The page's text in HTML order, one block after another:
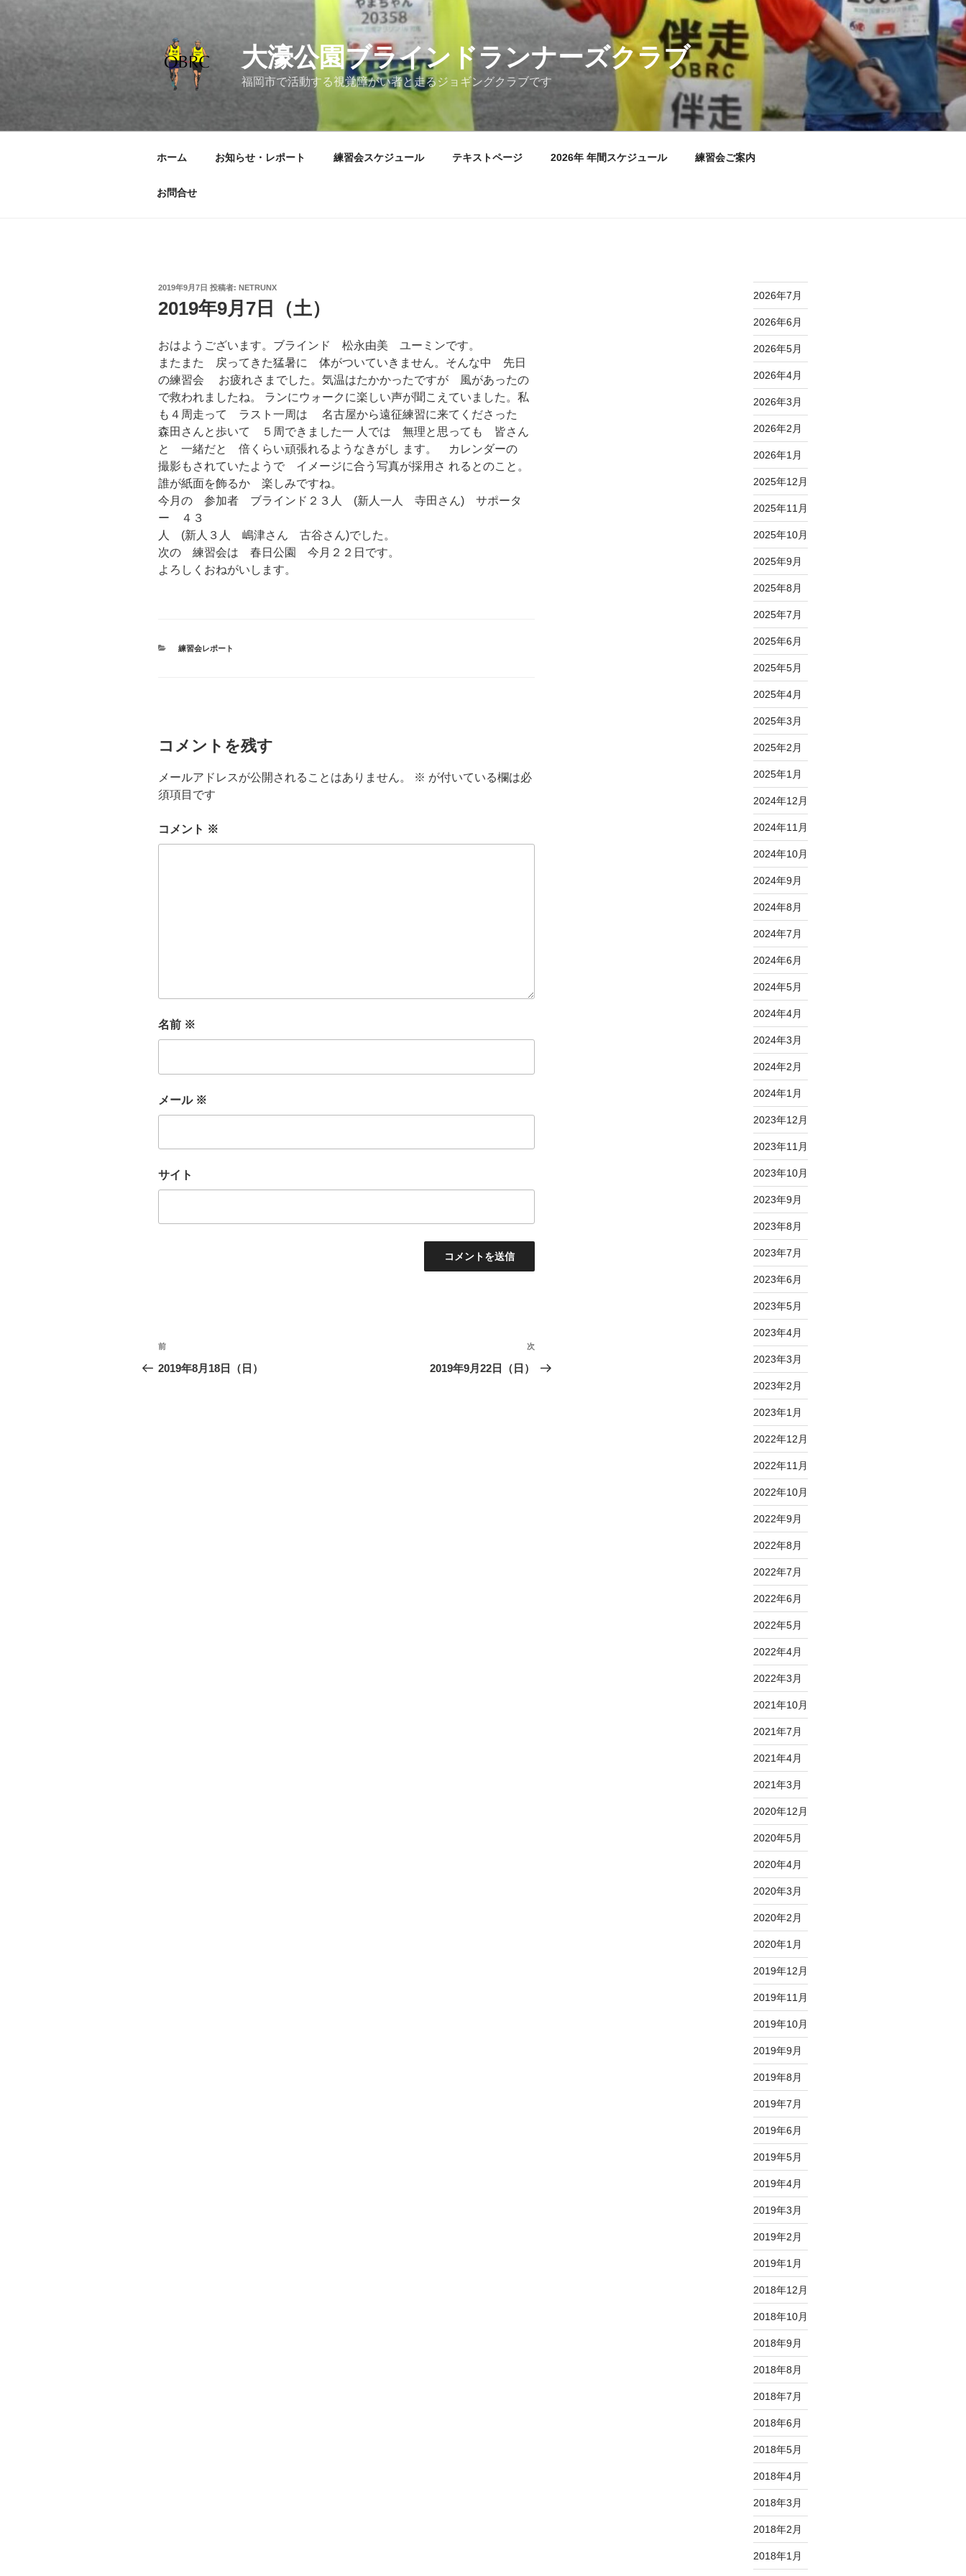
キ
大濠公園ブラインドランナーズクラブ
福岡市で活動する視覚障がい者と走るジョギングクラブです
ホーム お知らせ・レポート 練習会スケジュール テキストページ 2026年 年間スケジュール 練習会ご案内
お問合せ
投
日:
2019年9月7日 投稿者: NETRUNX
2019年9月7日（土）
おはようございます。ブラインド 松永由美 ユーミンです。
またまた 戻ってきた猛暑に 体がついていきません。そんな中 先日
の練習会 お疲れさまでした。気温はたかかったですが 風があったの
で救われましたね。 ランにウォークに楽しい声が聞こえていました。私
も４周走って ラスト一周は 名古屋から遠征練習に来てくださった
森田さんと歩いて ５周できました一 人では 無理と思っても 皆さん
と 一緒だと 倍くらい頑張れるようなきがし ます。 カレンダーの
撮影もされていたようで イメージに合う写真が採用さ れるとのこと。
誰が紙面を飾るか 楽しみですね。
今月の 参加者 ブラインド２３人 (新人一人 寺田さん) サポータ
ー ４３
人 (新人３人 嶋津さん 古谷さん)でした。
次の 練習会は 春日公園 今月２２日です。
よろしくおねがいします。
カ
練習会レポート
コメントを残す
メールアドレスが公開されることはありません。 ※ が付いている欄は必
須項目です
コメント ※
名前 ※
メール ※
サイト
投
稿
前
の
前
2019年8月18日（日）
次
の
次
2019年9月22日（日）
2026年7月
2026年6月
2026年5月
2026年4月
2026年3月
2026年2月
2026年1月
2025年12月
2025年11月
2025年10月
2025年9月
2025年8月
2025年7月
2025年6月
2025年5月
2025年4月
2025年3月
2025年2月
2025年1月
2024年12月
2024年11月
2024年10月
2024年9月
2024年8月
2024年7月
2024年6月
2024年5月
2024年4月
2024年3月
2024年2月
2024年1月
2023年12月
2023年11月
2023年10月
2023年9月
2023年8月
2023年7月
2023年6月
2023年5月
2023年4月
2023年3月
2023年2月
2023年1月
2022年12月
2022年11月
2022年10月
2022年9月
2022年8月
2022年7月
2022年6月
2022年5月
2022年4月
2022年3月
2021年10月
2021年7月
2021年4月
2021年3月
2020年12月
2020年5月
2020年4月
2020年3月
2020年2月
2020年1月
2019年12月
2019年11月
2019年10月
2019年9月
2019年8月
2019年7月
2019年6月
2019年5月
2019年4月
2019年3月
2019年2月
2019年1月
2018年12月
2018年10月
2018年9月
2018年8月
2018年7月
2018年6月
2018年5月
2018年4月
2018年3月
2018年2月
2018年1月